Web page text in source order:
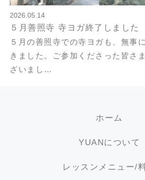
2026.05.14
５月善照寺 寺ヨガ終了しました
５月の善照寺での寺ヨガも、無事
きました。ご参加くださった皆さ
ざいまし…
ホーム
YUANについて
レッスンメニュー/